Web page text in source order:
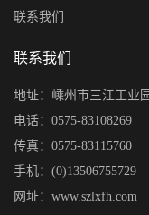
联系我们
联系我们
地址：嵊州市三江工业
电话：0575-83108269
传真：0575-83115760
手机：(0)13506755729
网址：www.szlxfh.com